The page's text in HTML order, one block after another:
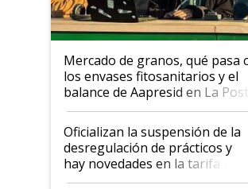
Mercado de granos, qué pasa
los envases fitosanitarios y el
balance de Aapresid en La Posta
Oficializan la suspensión de la
desregulación de prácticos y
hay novedades en la tarifa de
la hidrovía